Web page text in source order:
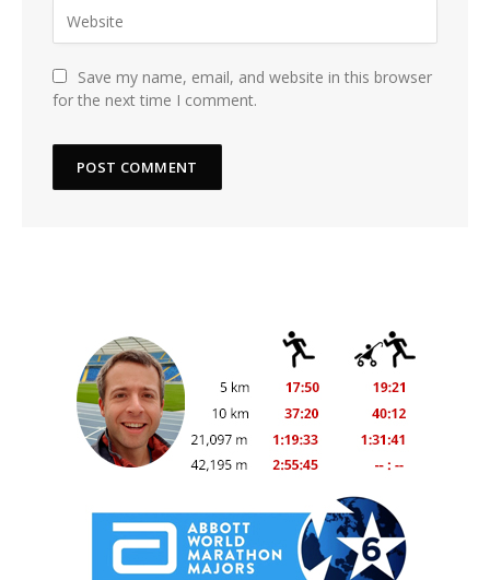
Save my name, email, and website in this browser
for the next time I comment.